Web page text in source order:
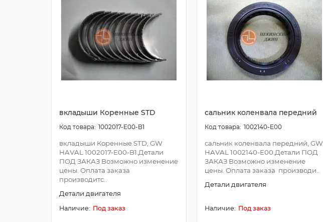
вкладыши Коренные STD
1002017-E00-B1
вкладыши Коренные STD, GW
HAVAL 1002017-E00-B1.Детали
ПОД ЗАКАЗ Возможно изменение
цены. Оплата заказа
производитс..
Детали двигателя
Под заказ
сальник коленвала передний
1002140-E00
сальник коленвала передний, GW
HAVAL 1002140-E00.Детали ПОД
ЗАКАЗ Возможно изменение
цены. Оплата заказа производи..
Детали двигателя
Под заказ